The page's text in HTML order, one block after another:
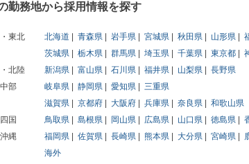
勤務地から採用情報を探す
東北 北海道 青森県 岩手県 宮城県 秋田県 山形県
茨城県 栃木県 群馬県 埼玉県 千葉県 東京都
北陸
新潟県 富山県 石川県 福井県 山梨県
長野県
部
岐阜県 静岡県 愛知県
三重県
滋賀県 京都府 大阪府 兵庫県 奈良県
和歌山県
国
鳥取県 島根県 岡山県 広島県 山口県 徳島県
縄
福岡県 佐賀県 長崎県 熊本県 大分県 宮崎県
海外